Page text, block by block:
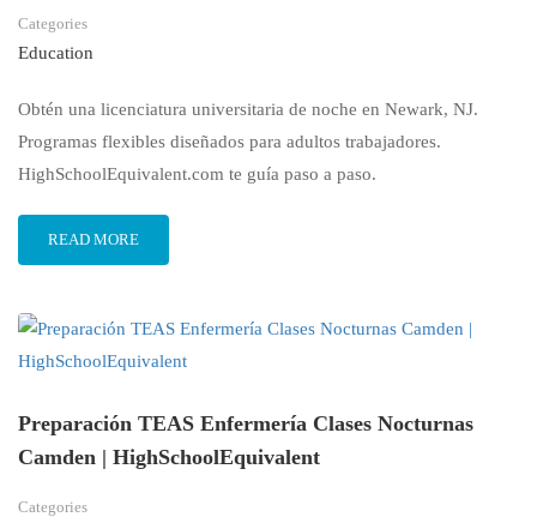
Categories
Education
Obtén una licenciatura universitaria de noche en Newark, NJ.
Programas flexibles diseñados para adultos trabajadores.
HighSchoolEquivalent.com te guía paso a paso.
READ MORE
Preparación TEAS Enfermería Clases Nocturnas
Camden | HighSchoolEquivalent
Categories